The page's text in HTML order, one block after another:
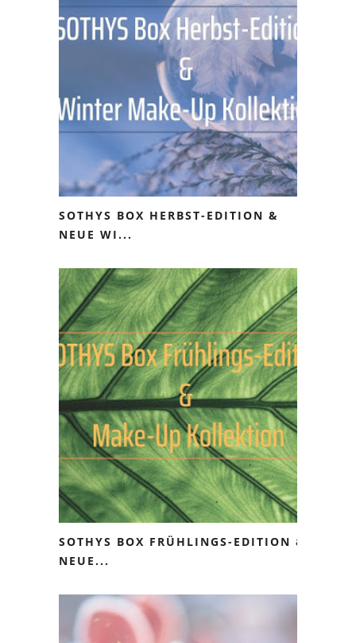
SOTHYS BOX HERBST-EDITION &
NEUE WI...
SOTHYS BOX FRÜHLINGS-EDITION &
NEUE...